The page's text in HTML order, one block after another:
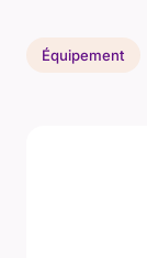
Équipement